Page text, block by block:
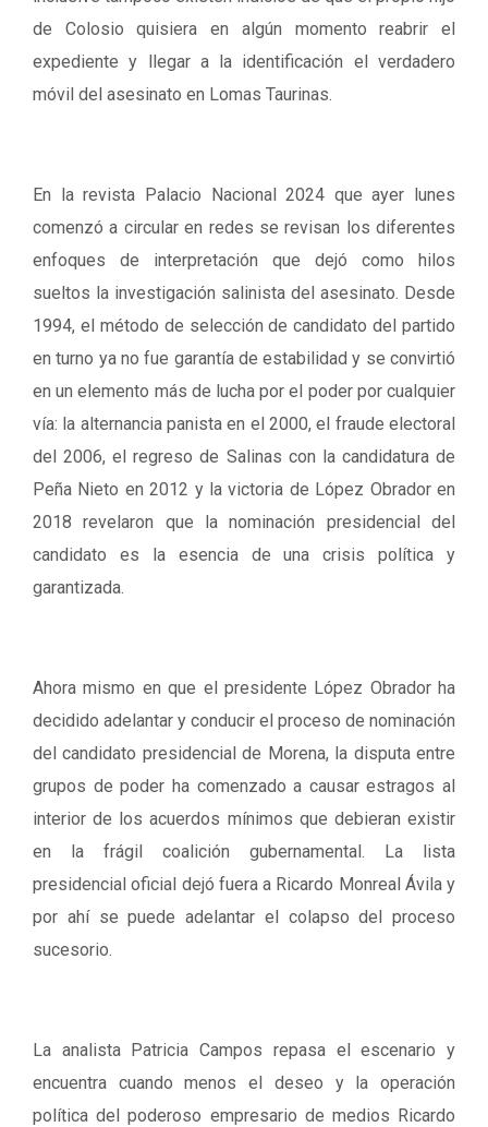
de Colosio quisiera en algún momento reabrir el
expediente y llegar a la identificación el verdadero
móvil del asesinato en Lomas Taurinas.
En la revista Palacio Nacional 2024 que ayer lunes
comenzó a circular en redes se revisan los diferentes
enfoques de interpretación que dejó como hilos
sueltos la investigación salinista del asesinato. Desde
1994, el método de selección de candidato del partido
en turno ya no fue garantía de estabilidad y se convirtió
en un elemento más de lucha por el poder por cualquier
vía: la alternancia panista en el 2000, el fraude electoral
del 2006, el regreso de Salinas con la candidatura de
Peña Nieto en 2012 y la victoria de López Obrador en
2018 revelaron que la nominación presidencial del
candidato es la esencia de una crisis política y
garantizada.
Ahora mismo en que el presidente López Obrador ha
decidido adelantar y conducir el proceso de nominación
del candidato presidencial de Morena, la disputa entre
grupos de poder ha comenzado a causar estragos al
interior de los acuerdos mínimos que debieran existir
en la frágil coalición gubernamental. La lista
presidencial oficial dejó fuera a Ricardo Monreal Ávila y
por ahí se puede adelantar el colapso del proceso
sucesorio.
La analista Patricia Campos repasa el escenario y
encuentra cuando menos el deseo y la operación
política del poderoso empresario de medios Ricardo